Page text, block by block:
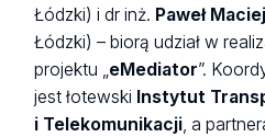
Łódzki) i dr inż. Paweł
Łódzki) – biorą udział w
projektu „eMediator”.
jest łotewski Instytut
i Telekomunikacji, a